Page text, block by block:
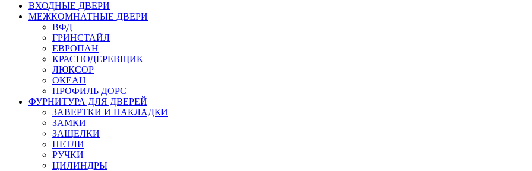
ВХОДНЫЕ ДВЕРИ
МЕЖКОМНАТНЫЕ ДВЕРИ
ВФД
ГРИНСТАЙЛ
ЕВРОПАН
КРАСНОДЕРЕВЩИК
ЛЮКСОР
ОКЕАН
ПРОФИЛЬ ДОРС
ФУРНИТУРА ДЛЯ ДВЕРЕЙ
ЗАВЕРТКИ И НАКЛАДКИ
ЗАМКИ
ЗАЩЕЛКИ
ПЕТЛИ
РУЧКИ
ЦИЛИНДРЫ